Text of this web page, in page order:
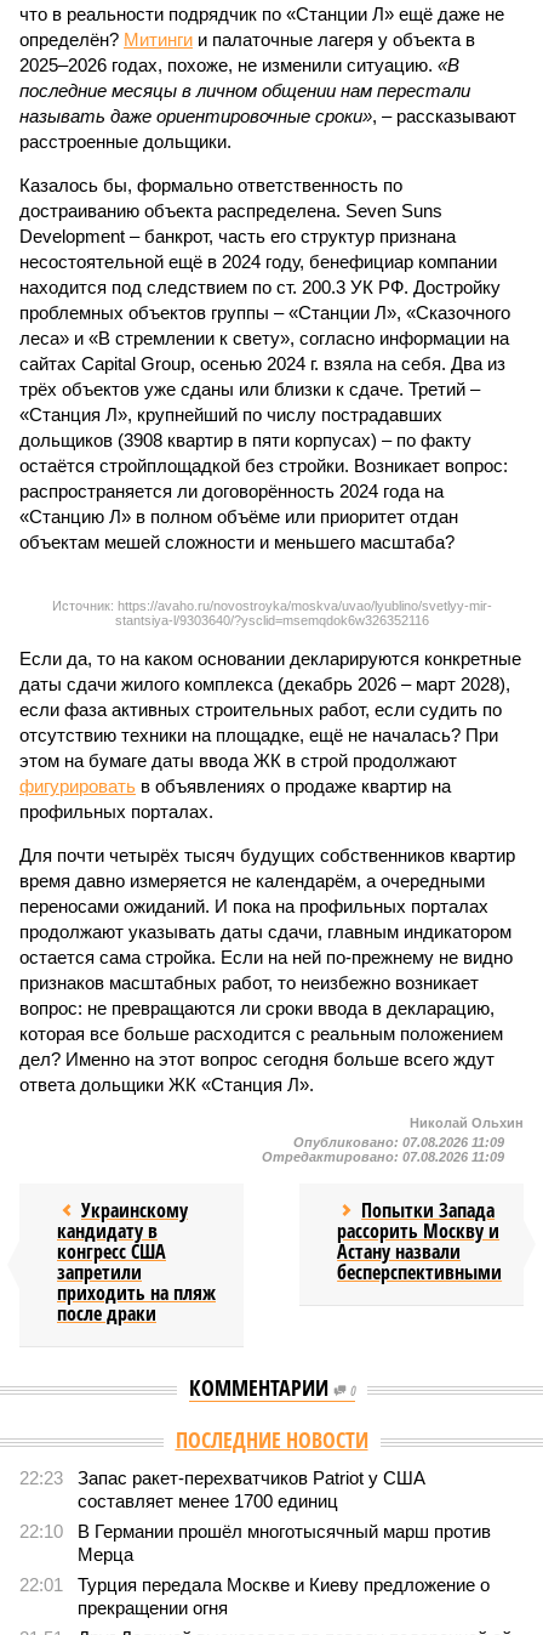
что в реальности подрядчик по «Станции Л» ещё даже не
определён? Митинги и палаточные лагеря у объекта в
2025–2026 годах, похоже, не изменили ситуацию. «В
последние месяцы в личном общении нам перестали
называть даже ориентировочные сроки», – рассказывают
расстроенные дольщики.
Казалось бы, формально ответственность по
достраиванию объекта распределена. Seven Suns
Development – банкрот, часть его структур признана
несостоятельной ещё в 2024 году, бенефициар компании
находится под следствием по ст. 200.3 УК РФ. Достройку
проблемных объектов группы – «Станции Л», «Сказочного
леса» и «В стремлении к свету», согласно информации на
сайтах Capital Group, осенью 2024 г. взяла на себя. Два из
трёх объектов уже сданы или близки к сдаче. Третий –
«Станция Л», крупнейший по числу пострадавших
дольщиков (3908 квартир в пяти корпусах) – по факту
остаётся стройплощадкой без стройки. Возникает вопрос:
распространяется ли договорённость 2024 года на
«Станцию Л» в полном объёме или приоритет отдан
объектам мешей сложности и меньшего масштаба?
Источник: https://avaho.ru/novostroyka/moskva/uvao/lyublino/svetlyy-mir-
stantsiya-l/9303640/?ysclid=msemqdok6w326352116
Если да, то на каком основании декларируются конкретные
даты сдачи жилого комплекса (декабрь 2026 – март 2028),
если фаза активных строительных работ, если судить по
отсутствию техники на площадке, ещё не началась? При
этом на бумаге даты ввода ЖК в строй продолжают
фигурировать в объявлениях о продаже квартир на
профильных порталах.
Для почти четырёх тысяч будущих собственников квартир
время давно измеряется не календарём, а очередными
переносами ожиданий. И пока на профильных порталах
продолжают указывать даты сдачи, главным индикатором
остается сама стройка. Если на ней по-прежнему не видно
признаков масштабных работ, то неизбежно возникает
вопрос: не превращаются ли сроки ввода в декларацию,
которая все больше расходится с реальным положением
дел? Именно на этот вопрос сегодня больше всего ждут
ответа дольщики ЖК «Станция Л».
Николай Ольхин
Опубликовано: 07.08.2026 11:09
Отредактировано: 07.08.2026 11:09
Украинскому
кандидату в
конгресс США
запретили
приходить на пляж
после драки
Попытки Запада
рассорить Москву и
Астану назвали
бесперспективными
КОММЕНТАРИИ 0
Версия //Конфликт // Монополия вкладывалась-вкладывалась в
Монополия вкладывалась-вкладывалась в Армению и
довкладывалась
РЖД против своей страны